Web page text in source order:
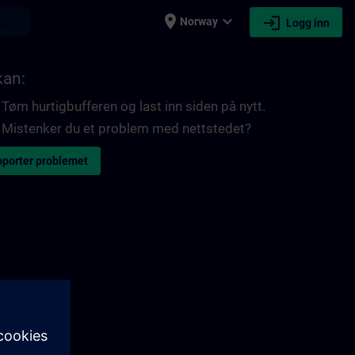
place Norway expand_more login Logg inn
Tøm hurtigbufferen og last inn siden på nytt.
Mistenker du et problem med nettstedet?
problemet